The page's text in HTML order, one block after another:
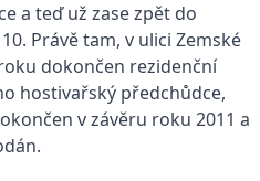
a teď už zase zpět do
Právě tam, v ulici Zemské
dokončen rezidenční
hostivařský předchůdce,
v závěru roku 2011 a